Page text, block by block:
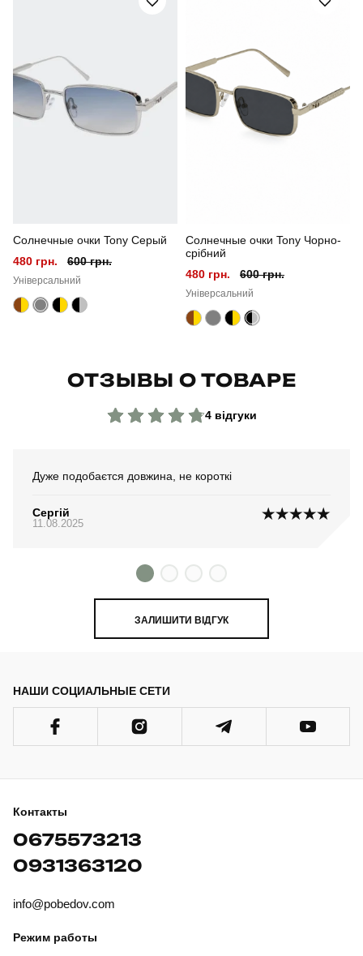
SObs687Sba
Стиль повсякденний
Сезон
Солнечные очки Tony Серый
480 грн.
600 грн.
Універсальний
Солнечные очки Tony Чорно-
срібний
480 грн.
600 грн.
Універсальний
ОТЗЫВЫ О ТОВАРЕ
4 відгуки
Дуже подобаєтся довжина, не короткі
Сергій
11.08.2025
ЗАЛИШИТИ ВІДГУК
НАШИ СОЦИАЛЬНЫЕ СЕТИ
Контакты
0675573213
0931363120
info@pobedov.com
Режим работы